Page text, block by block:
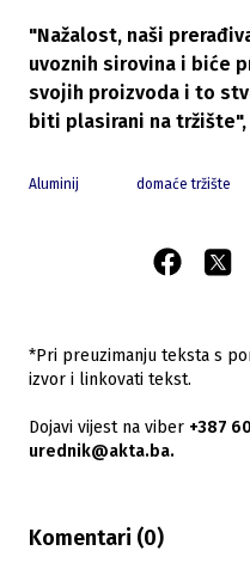
"Nažalost, naši
uvoznih sirovina i biće
svojih proizvoda i to
biti plasirani na tržište",
Aluminij domaće tržište
*Pri preuzimanju teksta s
izvor i linkovati tekst.
Dojavi vijest na viber +387
urednik@akta.ba.
Komentari (0)